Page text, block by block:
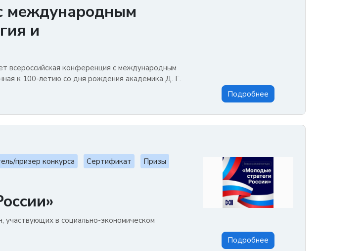
международным
и
всероссийская конференция с международным
к 100-летию со дня рождения академика Д. Г.
Подробнее
призер конкурса Сертификат
Призы
в социально-экономическом
Подробнее